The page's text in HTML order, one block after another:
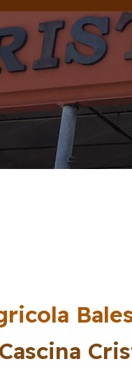
Cascina